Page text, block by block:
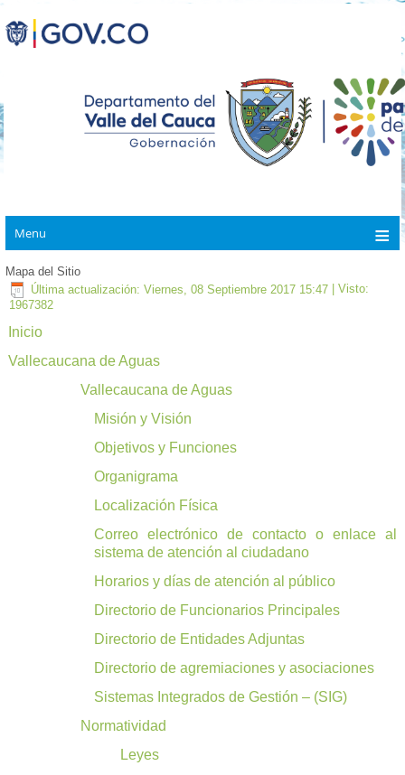
Menu
Mapa del Sitio
Última actualización: Viernes, 08 Septiembre 2017 15:47 | Visto:
1967382
Inicio
Vallecaucana de Aguas
Vallecaucana de Aguas
Misión y Visión
Objetivos y Funciones
Organigrama
Localización Física
Correo electrónico de contacto o enlace al
sistema de atención al ciudadano
Horarios y días de atención al público
Directorio de Funcionarios Principales
Directorio de Entidades Adjuntas
Directorio de agremiaciones y asociaciones
Sistemas Integrados de Gestión – (SIG)
Normatividad
Leyes